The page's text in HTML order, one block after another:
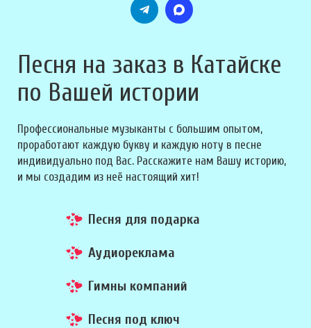
Песня на заказ в Катайске
по Вашей истории
Профессиональные музыканты с большим опытом,
проработают каждую букву и каждую ноту в песне
индивидуально под Вас. Расскажите нам Вашу историю,
и мы создадим из неё настоящий хит!
Песня для подарка
Аудиореклама
Гимны компаний
Песня под ключ